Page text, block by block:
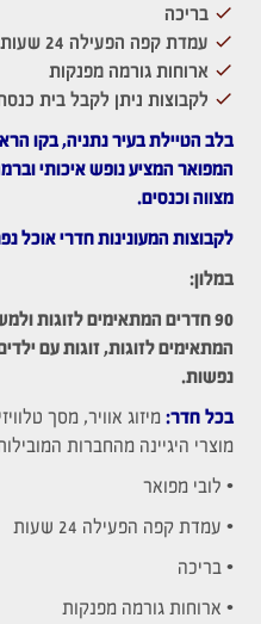
בריכה
עמדת קפה הפעילה 24 שעות
ארוחות גורמה מפנקות
לקבוצות ניתן לקבל בית
בלב הטיילת בעיר נתניה, בקו
המפואר המציע נופש איכותי
מצווה וכנסים.
לקבוצות המעונינות חדרי אוכל
במלון:
90 חדרים המתאימים לזוגות
המתאימים לזוגות, זוגות עם
נפשות.
בכל חדר: מיזוג אוויר, מסך
מוצרי היגיינה מהחברות
• לובי מפואר
• עמדת קפה הפעילה 24 שעות
• בריכה
• ארוחות גורמה מפנקות